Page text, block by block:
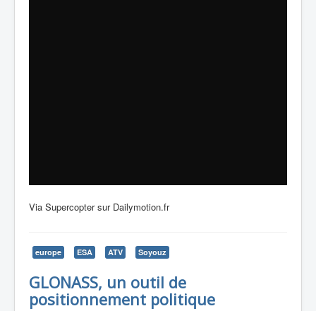
Via Supercopter sur Dailymotion.fr
europe ESA ATV Soyouz
GLONASS, un outil de
positionnement politique